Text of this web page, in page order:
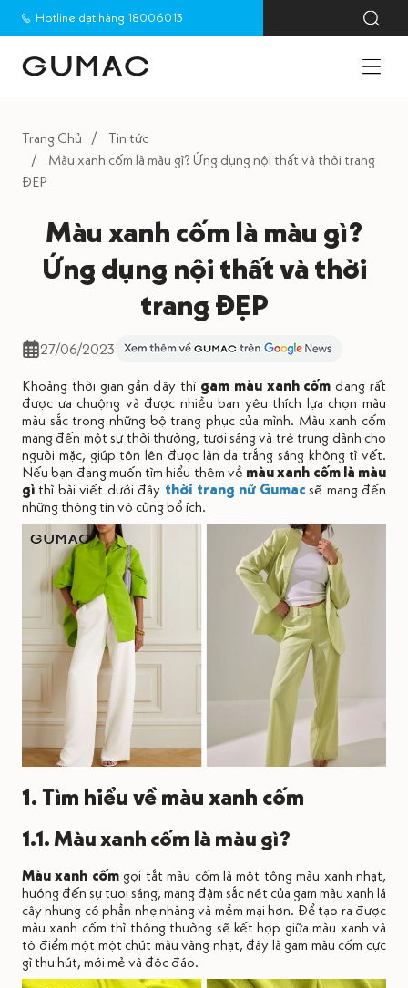
Hotline đặt hàng 18006013
Trang Chủ
Tin tức
Màu xanh cốm là màu gì? Ứng dụng nội thất và thời trang
ĐẸP
Màu xanh cốm là màu gì?
Ứng dụng nội thất và thời
trang ĐẸP
27/06/2023
Khoảng thời gian gần đây thì gam màu xanh cốmđang rất
được ưa chuộng và được nhiều bạn yêu thích lựa chọn màu
màu sắc trong những bộ trang phục của mình. Màu xanh cốm
mang đến một sự thời thường, tươi sáng và trẻ trung dành cho
người mặc, giúp tôn lên được làn da trắng sáng không tì vết.
Nếu bạn đang muốn tìm hiểu thêm về màu xanh cốm là màu
gì thì bài viết dưới đây thời trang nữ Gumacsẽ mang đến
những thông tin vô cùng bổ ích.
1. Tìm hiểu về màu xanh cốm
1.1. Màu xanh cốm là màu gì?
Màu xanh cốmgọi tắt màu cốm là một tông màu xanh nhạt,
hướng đến sự tươi sáng, mang đậm sắc nét của gam màu xanh lá
cây nhưng có phần nhẹ nhàng và mềm mại hơn. Để tạo ra được
màu xanh cốm thì thông thường sẽ kết hợp giữa màu xanh và
tô điểm một một chút màu vàng nhạt, đây là gam màu cốm cực
gì thu hút, mới mẻ và độc đáo.